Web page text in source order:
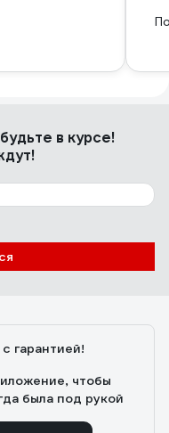
в курсе!
гарантией!
чтобы
была под рукой